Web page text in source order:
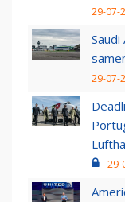
29-07-
29-07-
29-